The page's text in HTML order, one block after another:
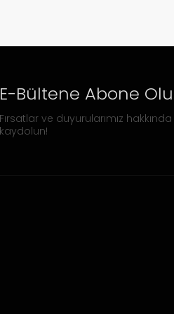
E-Bültene Abone
Fırsatlar ve duyurularımız
kaydolun!